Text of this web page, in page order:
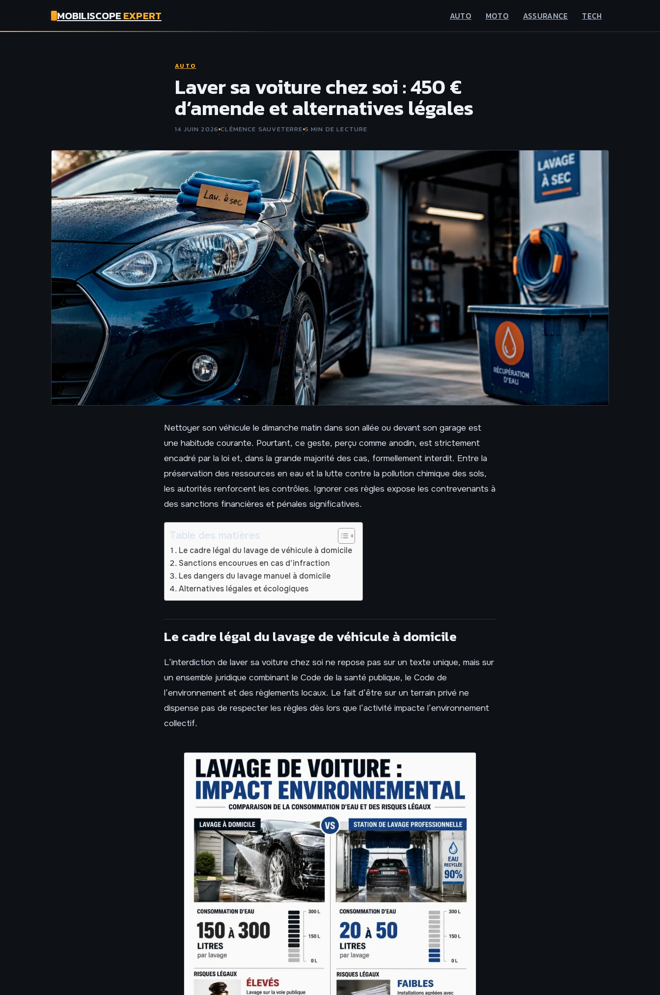
MOBILISCOPEEXPERT AUTO MOTO ASSURANCE TECH
AUTO
Laver sa voiture chez soi : 450 €
d’amende et alternatives légales
14 JUIN 2026·CLÉMENCE SAUVETERRE·5 MIN DE LECTURE
Nettoyer son véhicule le dimanche matin dans son allée ou devant son garage est
une habitude courante. Pourtant, ce geste, perçu comme anodin, est strictement
encadré par la loi et, dans la grande majorité des cas, formellement interdit. Entre la
préservation des ressources en eau et la lutte contre la pollution chimique des sols,
les autorités renforcent les contrôles. Ignorer ces règles expose les contrevenants à
des sanctions financières et pénales significatives.
Table des matières
Le cadre légal du lavage de véhicule à domicile
Sanctions encourues en cas d’infraction
Les dangers du lavage manuel à domicile
Alternatives légales et écologiques
Le cadre légal du lavage de véhicule à domicile
L’interdiction de laver sa voiture chez soi ne repose pas sur un texte unique, mais sur
un ensemble juridique combinant le Code de la santé publique, le Code de
l’environnement et des règlements locaux. Le fait d’être sur un terrain privé ne
dispense pas de respecter les règles dès lors que l’activité impacte l’environnement
collectif.